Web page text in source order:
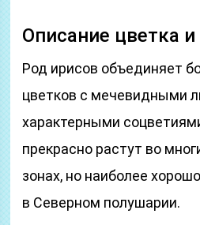
Описание цветка
Род ирисов объединяет
цветков с мечевидными
характерными
прекрасно растут во
зонах, но наиболее
в Северном полушарии.